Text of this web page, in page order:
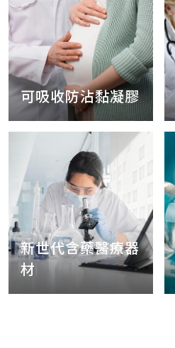
可吸收防沾黏凝膠
新世代含藥醫療器
材